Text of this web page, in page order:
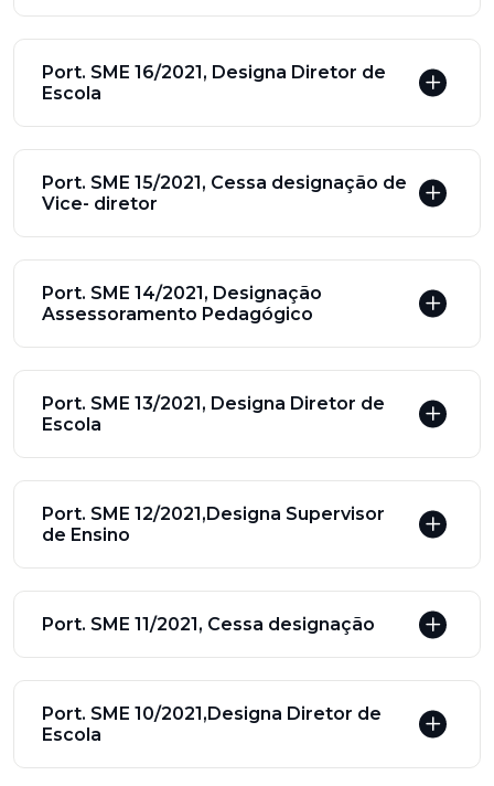
Port. SME 16/2021, Designa Diretor de
Escola
Port. SME 15/2021, Cessa designação de
Vice- diretor
Port. SME 14/2021, Designação
Assessoramento Pedagógico
Port. SME 13/2021, Designa Diretor de
Escola
Port. SME 12/2021,Designa Supervisor
de Ensino
Port. SME 11/2021, Cessa designação
Port. SME 10/2021,Designa Diretor de
Escola